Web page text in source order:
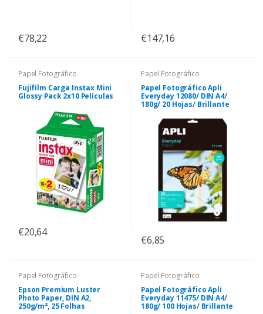
€78,22 €147,16
Papel Fotográfico
Fujifilm Carga Instax Mini
Glossy Pack 2x10 Películas
€20,64
Papel Fotográfico
Papel Fotográfico Apli
Everyday 12080/ DIN A4/
180g/ 20 Hojas/ Brillante
€6,85
Papel Fotográfico
Epson Premium Luster
Photo Paper, DIN A2,
250g/m², 25 Folhas
Papel Fotográfico
Papel Fotográfico Apli
Everyday 11475/ DIN A4/
180g/ 100 Hojas/ Brillante